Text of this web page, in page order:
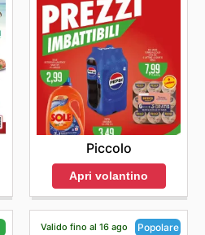
Piccolo
Apri volantino
Valido fino al 16 ago Popolare